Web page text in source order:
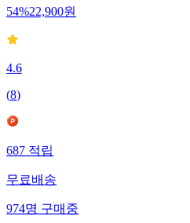
54%22,900원
4.6
(8)
687적립
무료배송
974명구매중